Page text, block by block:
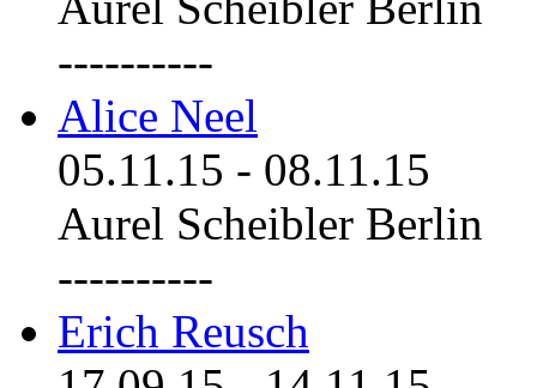
----------
Alice Neel
05.11.15 - 08.11.15
Aurel Scheibler Berlin
----------
Erich Reusch